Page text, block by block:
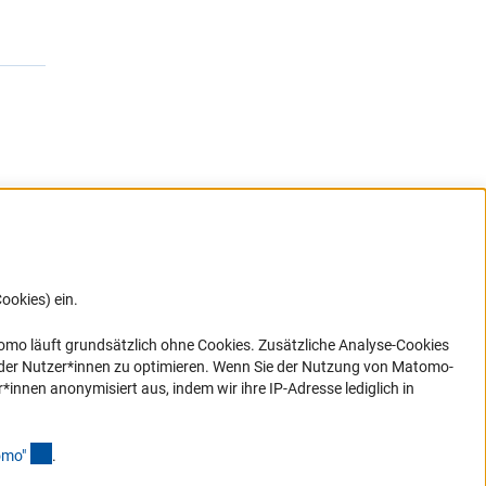
ein.
Link)
läuft grundsätzlich ohne Cookies. Zusätzliche Analyse-Cookies
Nutzer*innen zu optimieren. Wenn Sie der Nutzung von Matomo-
anonymisiert aus, indem wir ihre IP-Adresse lediglich in
" .